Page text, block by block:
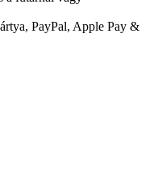
PayPal, Apple Pay &